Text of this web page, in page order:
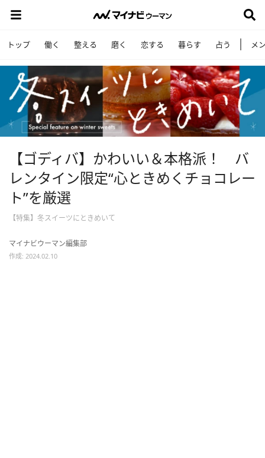
トップ 働く 整える 磨く 恋する 暮らす 占う メ
【ゴディバ】かわいい＆本格派！ バ
レンタイン限定“心ときめくチョコレー
ト”を厳選
【特集】冬スイーツにときめいて
マイナビウーマン編集部
作成: 2024.02.10